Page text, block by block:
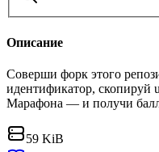
Описание
Соверши форк этого
идентификатор,
Марафона — и получи
59 KiB